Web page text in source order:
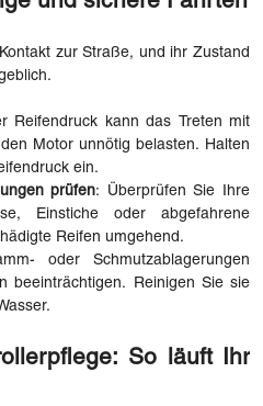
zur Straße, und ihr Zustand
Reifendruck kann das Treten mit
Motor unnötig belasten. Halten
ein.
prüfen: Überprüfen Sie Ihre
Einstiche oder abgefahrene
Reifen umgehend.
oder Schmutzablagerungen
beeinträchtigen. Reinigen Sie sie
So läuft Ihr